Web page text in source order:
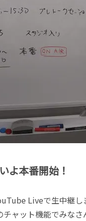
よ本番開始！
Liveで生中継し
ャット機能でみなさ